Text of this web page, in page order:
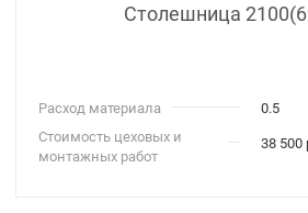
Столешница
Расход материала
0.5
Стоимость цеховых и
монтажных работ
38 500